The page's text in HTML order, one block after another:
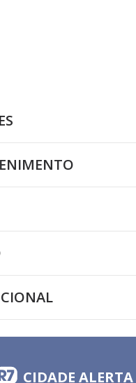
CIDADE ALERTA